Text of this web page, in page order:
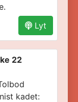
Lyt
22
kadet: